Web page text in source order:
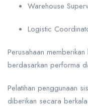
Warehouse
Logistic
Perusahaan
berdasarkan performa
Pelatihan penggunaan
diberikan secara